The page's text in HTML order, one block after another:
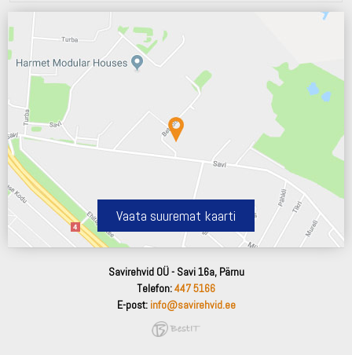
Vaata suuremat kaarti
Savirehvid OÜ - Savi 16a, Pärnu
Telefon:447 5166
E-post: info@savirehvid.ee